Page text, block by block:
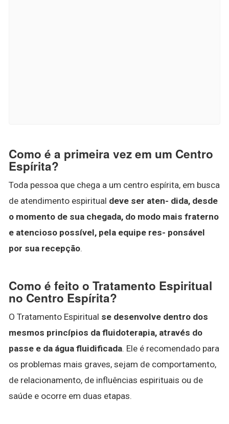
Como é a primeira vez em um Centro
Espírita?
Toda pessoa que chega a um centro espírita, em busca
de atendimento espiritual deve ser aten- dida, desde
o momento de sua chegada, do modo mais fraterno
e atencioso possível, pela equipe res- ponsável
por sua recepção.
Como é feito o Tratamento Espiritual
no Centro Espírita?
O Tratamento Espiritual se desenvolve dentro dos
mesmos princípios da fluidoterapia, através do
passe e da água fluidificada. Ele é recomendado para
os problemas mais graves, sejam de comportamento,
de relacionamento, de influências espirituais ou de
saúde e ocorre em duas etapas.